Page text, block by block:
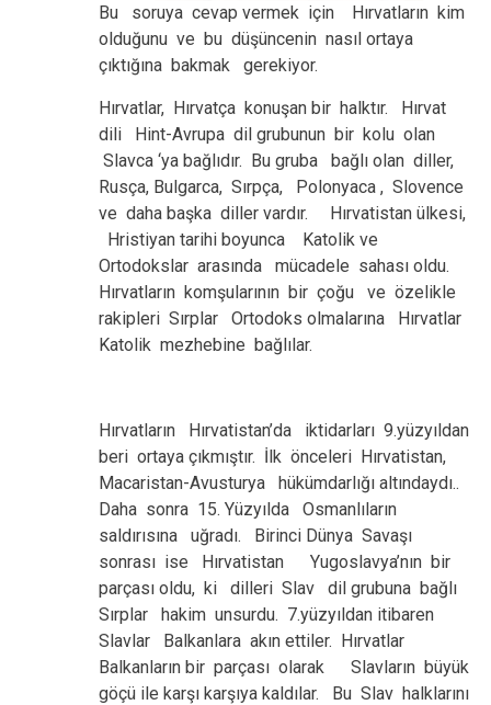
Bu soruya cevap vermek için Hırvatların kim
olduğunu ve bu düşüncenin nasıl ortaya
çıktığına bakmak gerekiyor.
Hırvatlar, Hırvatça konuşan bir halktır. Hırvat
dili Hint-Avrupa dil grubunun bir kolu olan
Slavca ‘ya bağlıdır. Bu gruba bağlı olan diller,
Rusça, Bulgarca, Sırpça, Polonyaca , Slovence
ve daha başka diller vardır. Hırvatistan ülkesi,
Hristiyan tarihi boyunca Katolik ve
Ortodokslar arasında mücadele sahası oldu.
Hırvatların komşularının bir çoğu ve özelikle
rakipleri Sırplar Ortodoks olmalarına Hırvatlar
Katolik mezhebine bağlılar.
Hırvatların Hırvatistan’da iktidarları 9.yüzyıldan
beri ortaya çıkmıştır. İlk önceleri Hırvatistan,
Macaristan-Avusturya hükümdarlığı altındaydı..
Daha sonra 15. Yüzyılda Osmanlıların
saldırısına uğradı. Birinci Dünya Savaşı
sonrası ise Hırvatistan Yugoslavya’nın bir
parçası oldu, ki dilleri Slav dil grubuna bağlı
Sırplar hakim unsurdu. 7.yüzyıldan itibaren
Slavlar Balkanlara akın ettiler. Hırvatlar
Balkanların bir parçası olarak Slavların büyük
göçü ile karşı karşıya kaldılar. Bu Slav halklarını